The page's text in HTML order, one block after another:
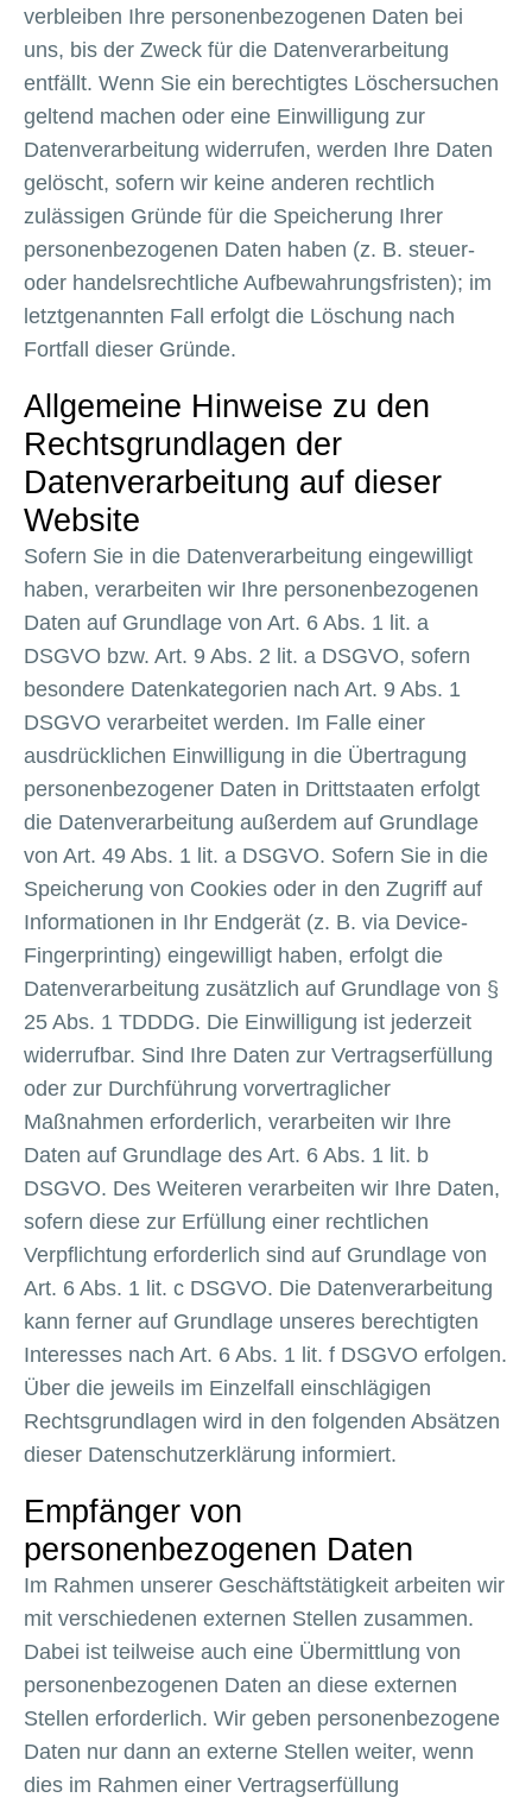
verbleiben Ihre personenbezogenen Daten bei
uns, bis der Zweck für die Datenverarbeitung
entfällt. Wenn Sie ein berechtigtes Löschersuchen
geltend machen oder eine Einwilligung zur
Datenverarbeitung widerrufen, werden Ihre Daten
gelöscht, sofern wir keine anderen rechtlich
zulässigen Gründe für die Speicherung Ihrer
personenbezogenen Daten haben (z. B. steuer-
oder handelsrechtliche Aufbewahrungsfristen); im
letztgenannten Fall erfolgt die Löschung nach
Fortfall dieser Gründe.
Allgemeine Hinweise zu den
Rechtsgrundlagen der
Datenverarbeitung auf dieser
Website
Sofern Sie in die Datenverarbeitung eingewilligt
haben, verarbeiten wir Ihre personenbezogenen
Daten auf Grundlage von Art. 6 Abs. 1 lit. a
DSGVO bzw. Art. 9 Abs. 2 lit. a DSGVO, sofern
besondere Datenkategorien nach Art. 9 Abs. 1
DSGVO verarbeitet werden. Im Falle einer
ausdrücklichen Einwilligung in die Übertragung
personenbezogener Daten in Drittstaaten erfolgt
die Datenverarbeitung außerdem auf Grundlage
von Art. 49 Abs. 1 lit. a DSGVO. Sofern Sie in die
Speicherung von Cookies oder in den Zugriff auf
Informationen in Ihr Endgerät (z. B. via Device-
Fingerprinting) eingewilligt haben, erfolgt die
Datenverarbeitung zusätzlich auf Grundlage von §
25 Abs. 1 TDDDG. Die Einwilligung ist jederzeit
widerrufbar. Sind Ihre Daten zur Vertragserfüllung
oder zur Durchführung vorvertraglicher
Maßnahmen erforderlich, verarbeiten wir Ihre
Daten auf Grundlage des Art. 6 Abs. 1 lit. b
DSGVO. Des Weiteren verarbeiten wir Ihre Daten,
sofern diese zur Erfüllung einer rechtlichen
Verpflichtung erforderlich sind auf Grundlage von
Art. 6 Abs. 1 lit. c DSGVO. Die Datenverarbeitung
kann ferner auf Grundlage unseres berechtigten
Interesses nach Art. 6 Abs. 1 lit. f DSGVO erfolgen.
Über die jeweils im Einzelfall einschlägigen
Rechtsgrundlagen wird in den folgenden Absätzen
dieser Datenschutzerklärung informiert.
Empfänger von
personenbezogenen Daten
Im Rahmen unserer Geschäftstätigkeit arbeiten wir
mit verschiedenen externen Stellen zusammen.
Dabei ist teilweise auch eine Übermittlung von
personenbezogenen Daten an diese externen
Stellen erforderlich. Wir geben personenbezogene
Daten nur dann an externe Stellen weiter, wenn
dies im Rahmen einer Vertragserfüllung